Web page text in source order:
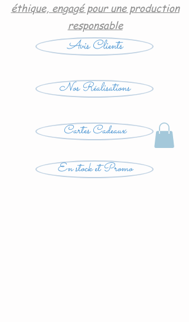
éthique, engagé pour une production
responsable
Avis Clients
Nos Réalisations
Cartes Cadeaux
En stock et Promo